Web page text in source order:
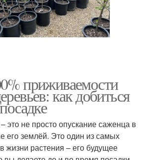
приживаемости
как добиться
это не просто опускание саженца в
его землёй. Это один из самых
жизни растения – его будущее